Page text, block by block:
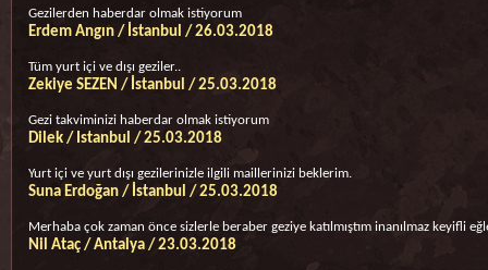
Gezilerden haberdar olmak istiyorum
Erdem Angın / İstanbul / 26.03.2018
Tüm yurt içi ve dışı geziler..
Zekiye SEZEN / İstanbul / 25.03.2018
Gezi takviminizi haberdar olmak istiyorum
Dilek / Istanbul / 25.03.2018
Yurt içi ve yurt dışı gezilerinizle ilgili maillerinizi beklerim.
Suna Erdoğan / İstanbul / 25.03.2018
Merhaba çok zaman önce sizlerle beraber geziye katılmıştım inanılmaz keyifli
Nil Ataç / Antalya / 23.03.2018